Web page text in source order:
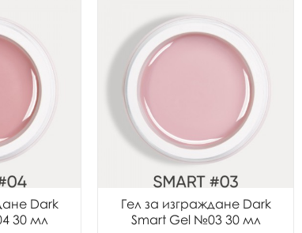
Dark
30 мл
Гел за изграждане Dark
Smart Gel №03 30 мл